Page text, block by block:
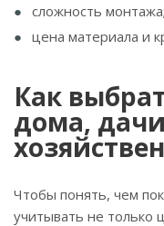
сложность монтажа;
цена материала и
Как
дома,
Чтобы понять, чем
учитывать не только